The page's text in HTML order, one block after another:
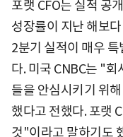
포랫 CFO는 실적 공
성장률이 지난 해보
2분기 실적이 매우
다. 미국 CNBC는 "
들을 안심시키기 위
했다고 전했다. 포랫
것"이라고 말하기도